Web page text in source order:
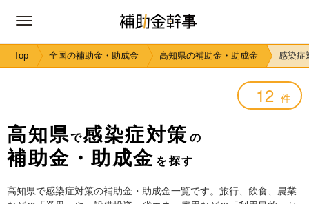
Top 全国の補助金・助成金 高知県の補助金・助成金 感染症
12 件
高知県で感染症対策 の
補助金・助成金 を探す
高知県で感染症対策の補助金・助成金一覧です。旅行、飲食、農業